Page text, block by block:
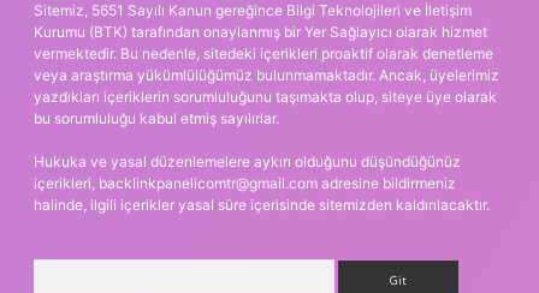
Sitemiz, 5651 Sayılı Kanun gereğince Bilgi Teknolojileri ve İletişim
Kurumu (BTK) tarafından onaylanmış bir Yer Sağlayıcı olarak hizmet
vermektedir. Bu nedenle, sitedeki içerikleri proaktif olarak denetleme
veya araştırma yükümlülüğümüz bulunmamaktadır. Ancak, üyelerimiz
yazdıkları içeriklerin sorumluluğunu taşımakta olup, siteye üye olarak
bu sorumluluğu kabul etmiş sayılırlar.
Hukuka ve yasal düzenlemelere aykırı olduğunu düşündüğünüz
içerikleri, backlinkpanelicomtr@gmail.com adresine bildirmeniz
halinde, ilgili içerikler yasal süre içerisinde sitemizden kaldırılacaktır.